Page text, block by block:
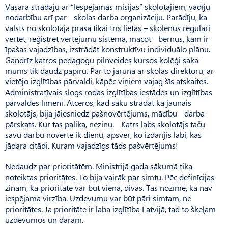
Vasarā strādāju ar “Iespējamās misijas” skolotājiem, vadīju
nodarbību arī par skolas darba organizāciju. Parādīju, ka
valsts no skolotāja prasa tikai trīs lietas – skolēnus regulāri
vērtēt, reģistrēt vērtējumu sistēmā, mācot bērnus, kam ir
īpašas vajadzības, izstrādāt konstruktīvu individuālo plānu.
Gandrīz katros pedagogu pilnveides kursos kolēģi saka-
mums tik daudz papīru. Par to jārunā ar skolas direktoru, ar
vietējo izglītības pārvaldi, kāpēc viņiem vajag šīs atskaites.
Administra­tīvais slogs rodas izglītības iestādes un izglītības
pārvaldes līmenī. Atceros, kad sāku strādāt kā jaunais
skolotājs, bija jāiesniedz paš­novērtējums, mācību darba
pārskats. Kur tas palika, nezinu. Katrs labs skolotājs taču
savu darbu novērtē ik dienu, apsver, ko izdarījis labi, kas
jādara citādi. Kuram vajadzīgs tāds pašvērtējums!
Nedaudz par prioritātēm. Ministrijā gada sākumā tika
noteiktas prioritātes. To bija vairāk par simtu. Pēc definīcijas
zinām, ka prioritāte var būt viena, divas. Tas nozīmē, ka nav
iespējama virzība. Uzdevumu var būt pāri simtam, ne
prioritātes. Ja prioritāte ir laba izglītība Latvijā, tad to šķeļam
uzdevumos un darām.